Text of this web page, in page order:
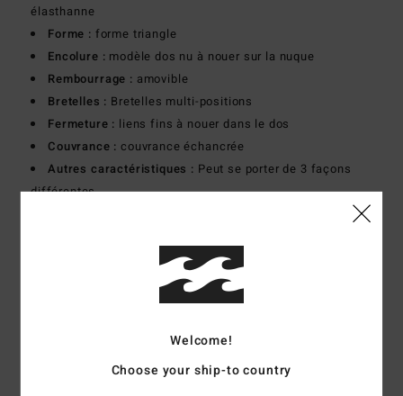
élasthanne
Forme : forme triangle
Encolure : modèle dos nu à nouer sur la nuque
Rembourrage : amovible
Bretelles : Bretelles multi-positions
Fermeture : liens fins à nouer dans le dos
Couvrance : couvrance échancrée
Autres caractéristiques : Peut se porter de 3 façons
différentes
[Matière principale] 91% polyester recyclé,
Livraison & Retours
Welcome!
Choose your ship-to country